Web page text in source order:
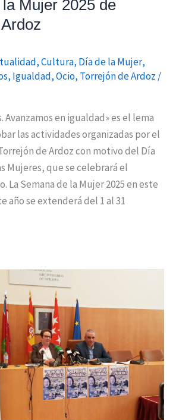
Mujer 2025 de
,Cultura, Día de la Mujer,
, Igualdad,Ocio, Torrejón de Ardoz /
Avanzamos en igualdad» es el lema
las actividades organizadas por el
de Ardoz con motivo del Día
Mujeres, que se celebrará el
La Semana de la Mujer 2025 en este
año se extenderá del 1 al 31